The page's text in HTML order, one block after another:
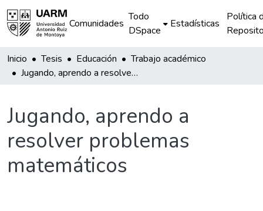
Comunidades
Todo
DSpace
Estadísticas
Política
Inicio Tesis Educación
Trabajo académico
Jugando, aprendo a resolver problemas matemáticos
Jugando, aprendo a
resolver problemas
matemáticos